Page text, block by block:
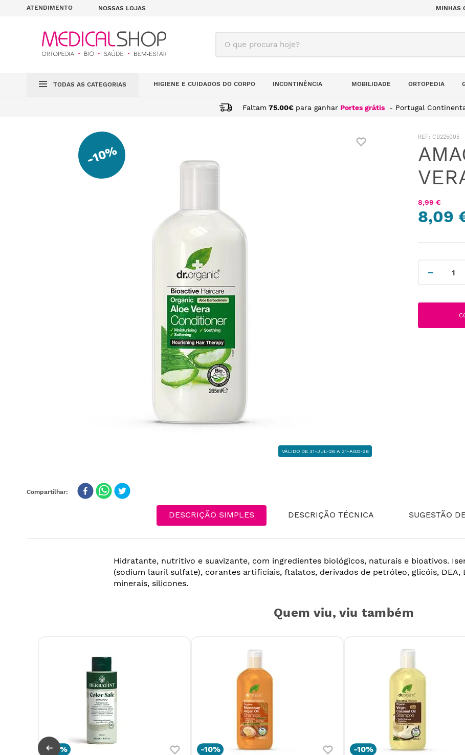
ATENDIMENTO NOSSAS LOJAS MINHAS
O que procura hoje?
TODAS AS CATEGORIAS HIGIENE E CUIDADOS DO CORPO INCONTINÊNCIA MOBILIDADE ORTOPEDIA
Faltam 75.00€ para ganhar Portes grátis - Portugal
AMACIADOR DE ALOÉ VERA BIO 265ML
-10%
VÁLIDO DE 31-JUL-26 A 31-AGO-26
: CB225005
8,99 €
8,09
－
DESCRIÇÃO SIMPLES DESCRIÇÃO TÉCNICA SUGESTÃO
Hidratante, nutritivo e suavizante, com ingredientes biológicos, naturais e bioativos.
(sodium lauril sulfate), corantes artificiais, ftalatos, derivados de petróleo, glicóis, DEA,
minerais, silicones.
Quem viu, viu também
-10% -10% -10%